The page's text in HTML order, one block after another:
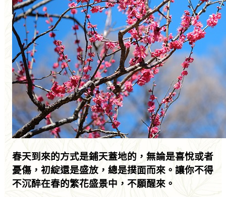
春天到來的方式是鋪天蓋地的，無論是喜悅或者
憂傷，初綻還是盛放，總是撲面而來。讓你不得
不沉醉在春的繁花盛景中，不願醒來。